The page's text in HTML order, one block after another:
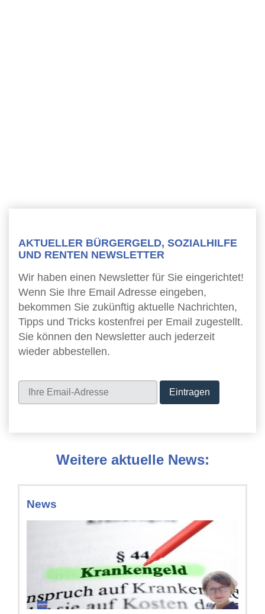
AKTUELLER BÜRGERGELD, SOZIALHILFE
UND RENTEN NEWSLETTER
Wir haben einen Newsletter für Sie eingerichtet!
Wenn Sie Ihre Email Adresse eingeben,
bekommen Sie zukünftig aktuelle Nachrichten,
Tipps und Tricks kostenfrei per Email zugestellt.
Sie können den Newsletter auch jederzeit
wieder abbestellen.
Weitere aktuelle News:
News